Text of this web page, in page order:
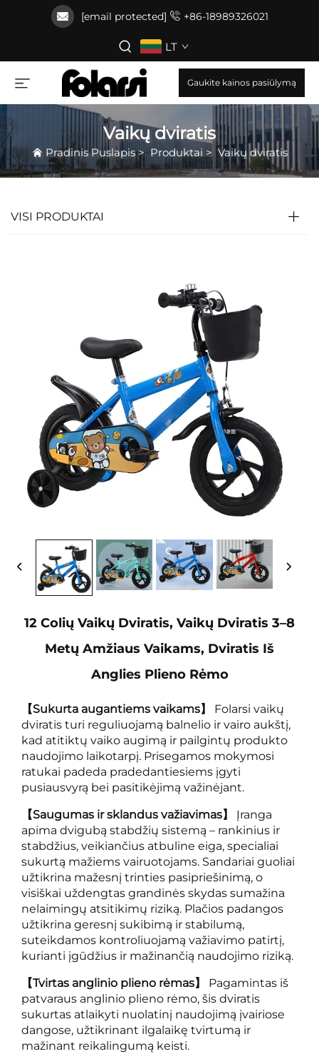
[email protected] +86-18989326021
LT
Gaukite kainos pasiūlymą
Vaikų dviratis
Pradinis Puslapis> Produktai > Vaikų dviratis
VISI PRODUKTAI
12 Colių Vaikų Dviratis, Vaikų Dviratis 3–8
Metų Amžiaus Vaikams, Dviratis Iš
Anglies Plieno Rėmo
【Sukurta augantiems vaikams】 Folarsi vaikų
dviratis turi reguliuojamą balnelio ir vairo aukštį,
kad atitiktų vaiko augimą ir pailgintų produkto
naudojimo laikotarpį. Prisegamos mokymosi
ratukai padeda pradedantiesiems įgyti
pusiausvyrą bei pasitikėjimą važinėjant.
【Saugumas ir sklandus važiavimas】 Įranga
apima dvigubą stabdžių sistemą – rankinius ir
stabdžius, veikiančius atbuline eiga, specialiai
sukurtą mažiems vairuotojams. Sandariai guoliai
užtikrina mažesnį trinties pasipriešinimą, o
visiškai uždengtas grandinės skydas sumažina
nelaimingų atsitikimų riziką. Plačios padangos
užtikrina geresnį sukibimą ir stabilumą,
suteikdamos kontroliuojamą važiavimo patirtį,
kurianti įgūdžius ir mažinančią naudojimo riziką.
【Tvirtas anglinio plieno rėmas】 Pagamintas iš
patvaraus anglinio plieno rėmo, šis dviratis
sukurtas atlaikyti nuolatinį naudojimą įvairiose
dangose, užtikrinant ilgalaikę tvirtumą ir
mažinant reikalingumą keisti.